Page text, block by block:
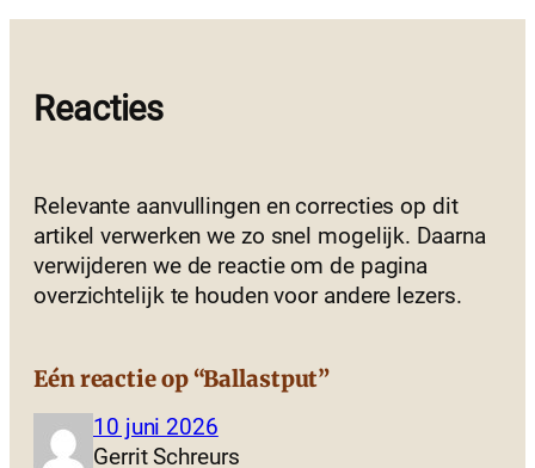
Reacties
Relevante aanvullingen en correcties op dit
artikel verwerken we zo snel mogelijk. Daarna
verwijderen we de reactie om de pagina
overzichtelijk te houden voor andere lezers.
Eén reactie op “Ballastput”
10 juni 2026
Gerrit Schreurs